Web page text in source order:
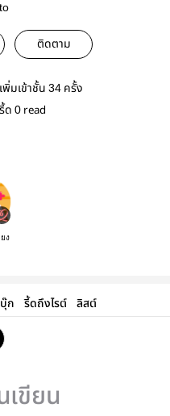
ติดตาม
เพิ่มเข้าชั้น 34 ครั้ง
รี้ด 0 read
ง
ก รี้ดถึงไรต์ ลิสต์
ขียน